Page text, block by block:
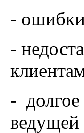
- ошибки
-
- долгое